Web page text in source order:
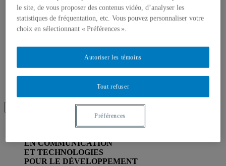
Rapports de recherche
Actes de colloques
Articles de presse
Évènements passés
Activités
EN COMMUNICATION
ET TECHNOLOGIES
POUR LE DÉVELOPPEMENT
le site, de vous proposer des contenus vidéo, d’analyser les
statistiques de fréquentation, etc. Vous pouvez personnaliser votre
choix en sélectionnant « Préférences ».
Tout refuser
Autoriser les témoins
Préférences